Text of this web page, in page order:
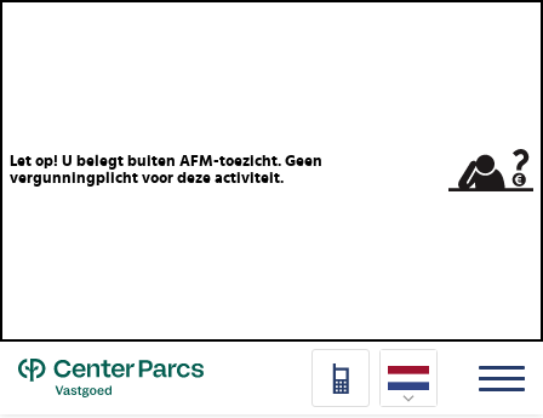
Let op! U belegt buiten AFM-toezicht. Geen
vergunningplicht voor deze activiteit.